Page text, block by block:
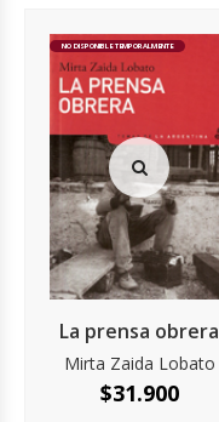
NO DISPONIBLE TEMPORALMENTE
La prensa obrera
Mirta Zaida Lobato
$31.900